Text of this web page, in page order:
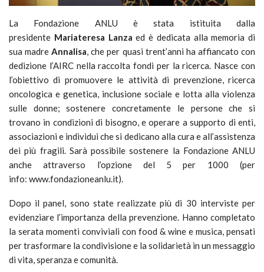
La Fondazione ANLU è stata istituita dalla
presidente Mariateresa Lanzaed è dedicata alla memoria di
sua madreAnnalisa, che per quasi trent’anni ha affiancato con
dedizione l’AIRC nella raccolta fondi per la ricerca. Nasce con
l’obiettivo di promuovere le attività di prevenzione, ricerca
oncologica e genetica, inclusione sociale e lotta alla violenza
sulle donne; sostenere concretamente le persone che si
trovano in condizioni di bisogno, e operare a supporto di enti,
associazioni e individui che si dedicano alla cura e all’assistenza
dei più fragili. Sarà possibile sostenere la Fondazione ANLU
anche attraverso l’opzione del 5 per 1000 (per
info: www.fondazioneanlu.it).
Dopo il panel, sono state realizzate più di 30 interviste per
evidenziare l’importanza della prevenzione. Hanno completato
la serata momenti conviviali con food & wine e musica, pensati
per trasformare la condivisione e la solidarietà in un messaggio
di vita, speranza e comunità.